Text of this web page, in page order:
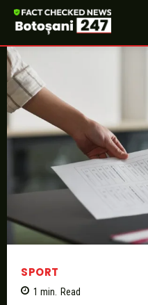
SPORT
1 min. Read